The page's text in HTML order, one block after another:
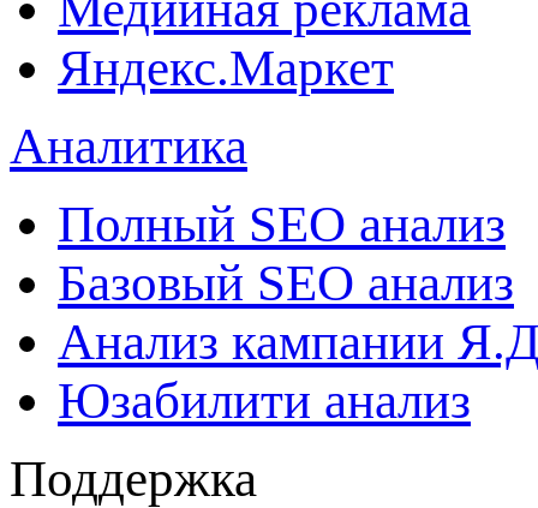
Яндекс.Маркет
Аналитика
Полный SEO анализ
Базовый SEO анализ
Анализ кампании
Юзабилити анализ
Поддержка